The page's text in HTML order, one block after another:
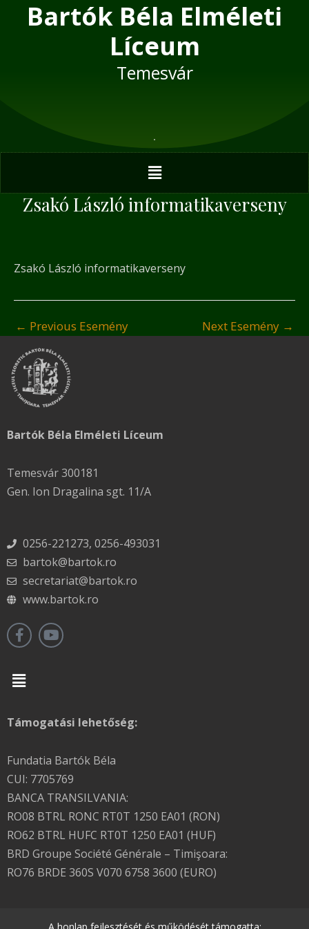
Bartók Béla Elméleti
Líceum
Temesvár
Menu
Zsakó László informatikaverseny
Zsakó László informatikaverseny
Post
navigation
← Previous Esemény Next Esemény →
Bartók Béla Elméleti Líceum
Temesvár 300181
Gen. Ion Dragalina sgt. 11/A
0256-221273, 0256-493031
bartok@bartok.ro
secretariat@bartok.ro
www.bartok.ro
Menu
Támogatási lehetőség:
Fundatia Bartók Béla
CUI: 7705769
BANCA TRANSILVANIA:
RO08 BTRL RONC RT0T 1250 EA01 (RON)
RO62 BTRL HUFC RT0T 1250 EA01 (HUF)
BRD Groupe Société Générale – Timişoara:
RO76 BRDE 360S V070 6758 3600 (EURO)
A honlap fejlesztését és működését támogatta: